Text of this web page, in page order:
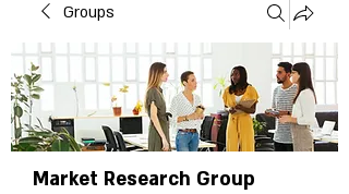
Groups
Market Research Group